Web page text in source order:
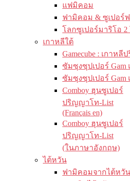
แฟมิคอม
ฟามิคอม & ซูเปอร์
โลกซูเปอร์มาริโอ
เกาหลีใต้
Gamecube : เกาห
ซัมซุงซุปเปอร์ Gam
ซัมซุงซุปเปอร์ Gam
Comboy ฮุนซูเปอร์
ปริญญาโท-List
(Français en)
Comboy ฮุนซูเปอร์
ปริญญาโท-List
(ในภาษาอังกฤษ)
ไต้หวัน
ฟามิคอมจากไต้หวัน